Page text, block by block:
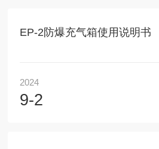
EP-2防爆充气箱使用说明书
2024
9-2